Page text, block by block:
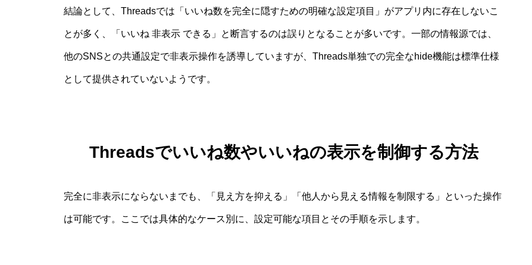
結論として、Threadsでは「いいね数を完全に隠すための明確な設定項目」がアプリ内に存在しないこ
とが多く、「いいね 非表示 できる」と断言するのは誤りとなることが多いです。一部の情報源では、
他のSNSとの共通設定で非表示操作を誘導していますが、Threads単独での完全なhide機能は標準仕様
として提供されていないようです。
Threadsでいいね数やいいねの表示を制御する方法
完全に非表示にならないまでも、「見え方を抑える」「他人から見える情報を制限する」といった操作
は可能です。ここでは具体的なケース別に、設定可能な項目とその手順を示します。